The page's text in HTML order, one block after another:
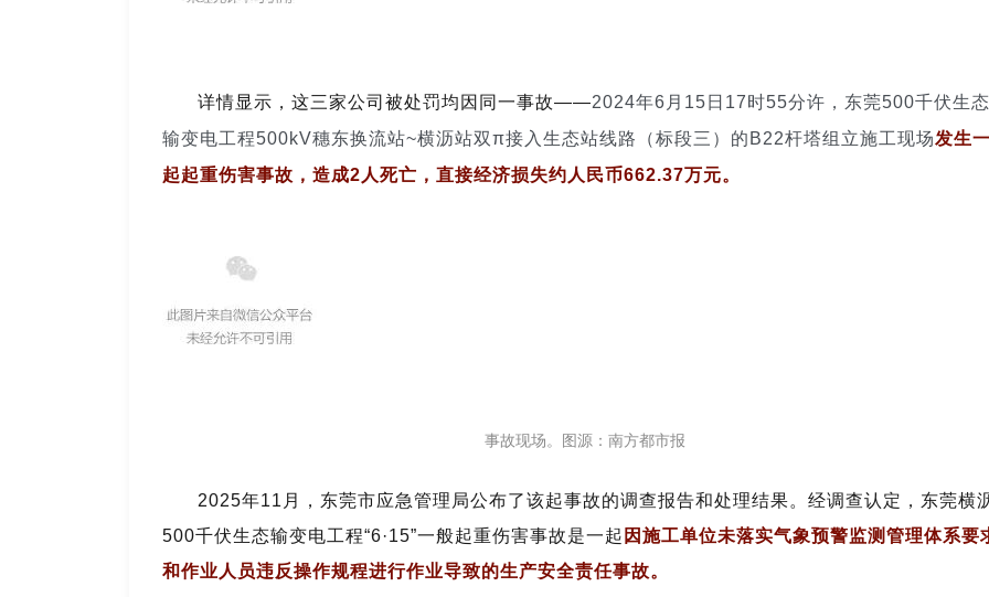
详情显示，这三家公司被处罚均因同一事故——2024年6月15日17时55分许，东莞500千伏生态
输变电工程500kV穗东换流站~横沥站双π接入生态站线路（标段三）的B22杆塔组立施工现场发生
起起重伤害事故 ，造成2人死亡，直接经济损失约人民币662.37万元。
事故现场。图源：南方都市报
2025年11月，东莞市应急管理局公布了该起事故的调查报告和处理结果。 经调查认定，东莞横
500千伏生态输变电工程“6·15”一般起重伤害事故是一起 因施工单位未落实气象预警监测管理体系要
和作业人员违反操作规程进行作业导致的生产安全责任事故。